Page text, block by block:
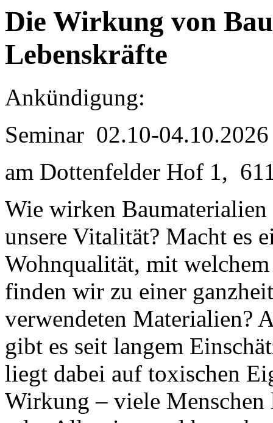
Die Wirkung von
Lebenskräfte
Ankündigung:
Seminar 02.10-04.10.2026
am Dottenfelder Hof 1,
Wie wirken Baumaterialien
unsere Vitalität? Macht es
Wohnqualität, mit
finden wir zu einer
verwendeten Materialien?
gibt es seit langem
liegt dabei auf toxischen
Wirkung – viele Menschen